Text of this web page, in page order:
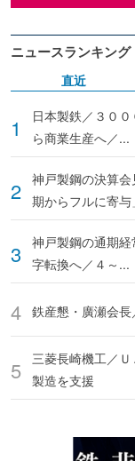
ニュースランキング
直近
日本製鉄／３０
ら商業生産へ／...
神戸製鋼の決算
期からフルに寄与
神戸製鋼の通期
字転換へ／４～...
鉄産懇・廣瀬会長
三菱長崎機工／
製造を支援